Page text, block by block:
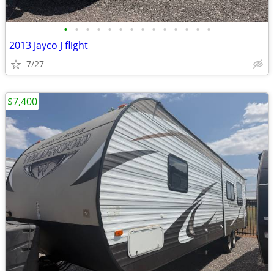
• • • • • • • • • • • • • •
2013 Jayco J flight
7/27
$7,400